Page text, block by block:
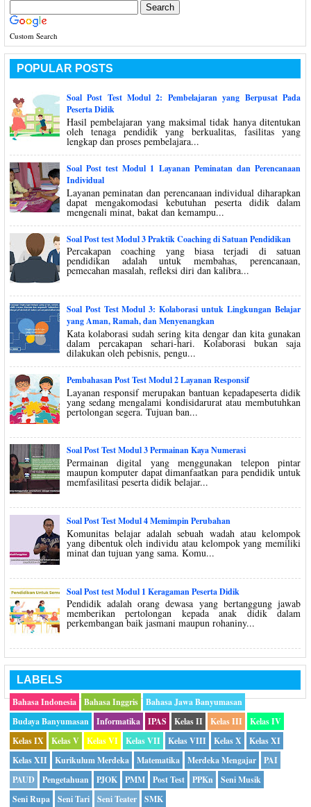
Custom Search
POPULAR POSTS
Soal Post Test Modul 2: Pembelajaran yang Berpusat Pada
Peserta Didik
Hasil pembelajaran yang maksimal tidak hanya ditentukan
oleh tenaga pendidik yang berkualitas, fasilitas yang
lengkap dan proses pembelajara...
Soal Post test Modul 1 Layanan Peminatan dan Perencanaan
Individual
Layanan peminatan dan perencanaan individual diharapkan
dapat mengakomodasi kebutuhan peserta didik dalam
mengenali minat, bakat dan kemampu...
Soal Post test Modul 3 Praktik Coaching di Satuan Pendidikan
Percakapan coaching yang biasa terjadi di satuan
pendidikan adalah untuk membahas, perencanaan,
pemecahan masalah, refleksi diri dan kalibra...
Soal Post Test Modul 3: Kolaborasi untuk Lingkungan Belajar
yang Aman, Ramah, dan Menyenangkan
Kata kolaborasi sudah sering kita dengar dan kita gunakan
dalam percakapan sehari-hari. Kolaborasi bukan saja
dilakukan oleh pebisnis, pengu...
Pembahasan Post Test Modul 2 Layanan Responsif
Layanan responsif merupakan bantuan kepadapeserta didik
yang sedang mengalami kondisidarurat atau membutuhkan
pertolongan segera. Tujuan ban...
Soal Post Test Modul 3 Permainan Kaya Numerasi
Permainan digital yang menggunakan telepon pintar
maupun komputer dapat dimanfaatkan para pendidik untuk
memfasilitasi peserta didik belajar...
Soal Post Test Modul 4 Memimpin Perubahan
Komunitas belajar adalah sebuah wadah atau kelompok
yang dibentuk oleh individu atau kelompok yang memiliki
minat dan tujuan yang sama. Komu...
Soal Post test Modul 1 Keragaman Peserta Didik
Pendidik adalah orang dewasa yang bertanggung jawab
memberikan pertolongan kepada anak didik dalam
perkembangan baik jasmani maupun rohaniny...
LABELS
Bahasa Indonesia
Bahasa Inggris
Bahasa Jawa Banyumasan
Budaya Banyumasan
Informatika IPAS Kelas II Kelas III
Kelas IV
Kelas IX
Kelas V Kelas VI Kelas VII Kelas VIII Kelas X
Kelas XI
Kelas XII
Kurikulum Merdeka Matematika Merdeka Mengajar
PAI
PAUD
Pengetahuan PJOK PMM Post Test PPKn
Seni Musik
Seni Rupa
Seni Tari Seni Teater SMK